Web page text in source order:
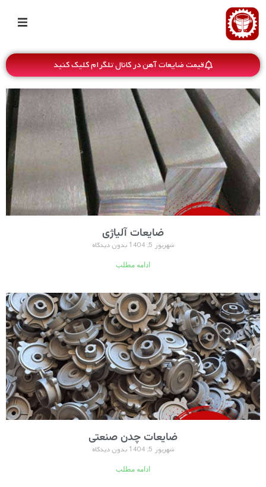
قیمت ضایعات آهن در کانال تلگرام کلیک کنید
ضایعات آلیاژی
شهریور 5, 1404 بدون دیدگاه
ادامه مطلب
ضایعات چدن صنعتی
شهریور 5, 1404 بدون دیدگاه
ادامه مطلب